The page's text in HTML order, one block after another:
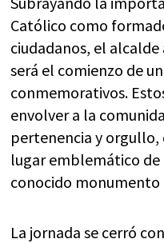
Católico como
ciudadanos, el
será el comienzo de
conmemorativos.
envolver a la
pertenencia y orgullo,
lugar emblemático de
conocido monumento
La jornada se cerró